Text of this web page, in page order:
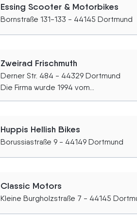
Essing Scooter & Motorbikes
Bornstraße 131-133 - 44145 Dortmund
Zweirad Frischmuth
Derner Str. 484 - 44329 Dortmund
Die Firma wurde 1994 vom...
Huppis Hellish Bikes
Borussiastraße 9 - 44149 Dortmund
Classic Motors
Kleine Burgholzstraße 7 - 44145